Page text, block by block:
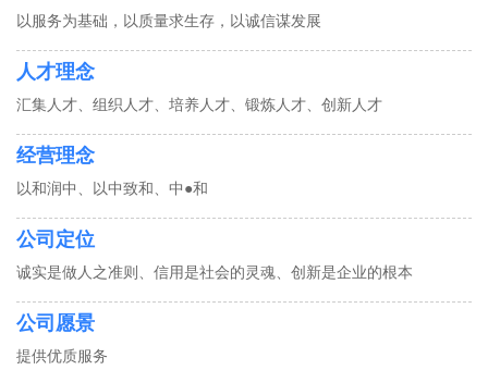
以服务为基础，以质量求生存，以诚信谋发展
人才理念
汇集人才、组织人才、培养人才、锻炼人才、创新人才
经营理念
以和润中、以中致和、中●和
公司定位
诚实是做人之准则、信用是社会的灵魂、创新是企业的根本
公司愿景
提供优质服务